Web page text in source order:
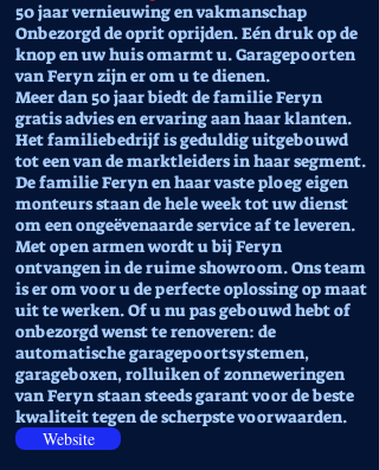
50 jaar vernieuwing en vakmanschap
Onbezorgd de oprit oprijden. Eén druk op de
knop en uw huis omarmt u. Garagepoorten
van Feryn zijn er om u te dienen.
Meer dan 50 jaar biedt de familie Feryn
gratis advies en ervaring aan haar klanten.
Het familiebedrijf is geduldig uitgebouwd
tot een van de marktleiders in haar segment.
De familie Feryn en haar vaste ploeg eigen
monteurs staan de hele week tot uw dienst
om een ongeëvenaarde service af te leveren.
Met open armen wordt u bij Feryn
ontvangen in de ruime showroom. Ons team
is er om voor u de perfecte oplossing op maat
uit te werken. Of u nu pas gebouwd hebt of
onbezorgd wenst te renoveren: de
automatische garagepoortsystemen,
garageboxen, rolluiken of zonneweringen
van Feryn staan steeds garant voor de beste
kwaliteit tegen de scherpste voorwaarden.
Website